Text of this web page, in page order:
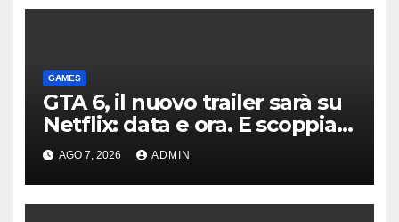
GAMES
GTA 6, il nuovo trailer sarà su
Netflix: data e ora. E scoppia
la polemica
AGO 7, 2026 ADMIN